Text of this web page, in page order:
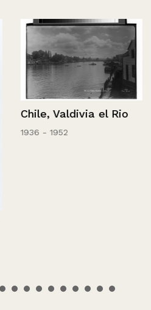
Chile, Valdivia el Rio
1936 - 1952